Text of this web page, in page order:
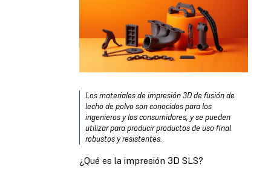
Los materiales de impresión 3D de fusión de
lecho de polvo son conocidos para los
ingenieros y los consumidores, y se pueden
utilizar para producir productos de uso final
robustos y resistentes.
¿Qué es la impresión 3D SLS?